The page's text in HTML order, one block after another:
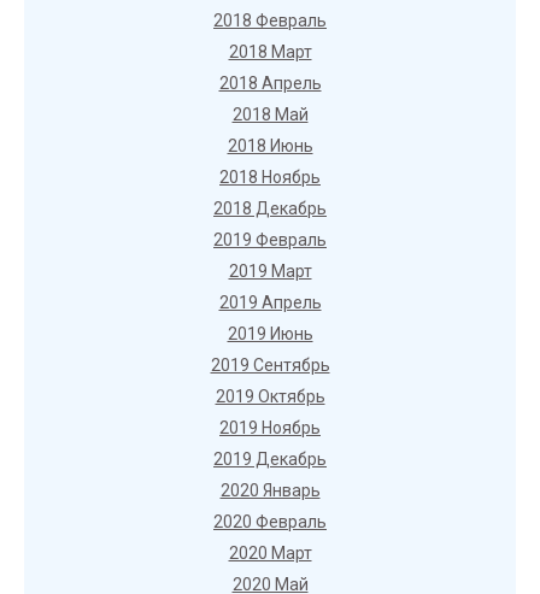
2018 Февраль
2018 Март
2018 Апрель
2018 Май
2018 Июнь
2018 Ноябрь
2018 Декабрь
2019 Февраль
2019 Март
2019 Апрель
2019 Июнь
2019 Сентябрь
2019 Октябрь
2019 Ноябрь
2019 Декабрь
2020 Январь
2020 Февраль
2020 Март
2020 Май